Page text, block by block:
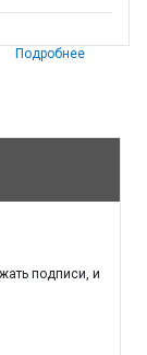
Подробнее
подписи, и